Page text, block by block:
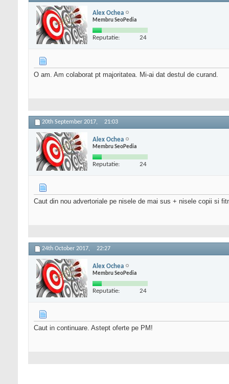
Alex Ochea
Membru SeoPedia
Reputatie: 24
O am. Am colaborat pt majoritatea. Mi-ai dat destul de curand.
20th September 2017, 21:03
Alex Ochea
Membru SeoPedia
Reputatie: 24
Caut din nou advertoriale pe nisele de mai sus + nisele copii si
24th October 2017, 22:27
Alex Ochea
Membru SeoPedia
Reputatie: 24
Caut in continuare. Astept oferte pe PM!